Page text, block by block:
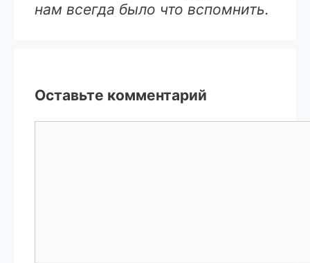
нам всегда было что вспомнить.
Оставьте комментарий